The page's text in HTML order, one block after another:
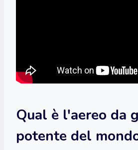
Qual è l'aereo da
potente del